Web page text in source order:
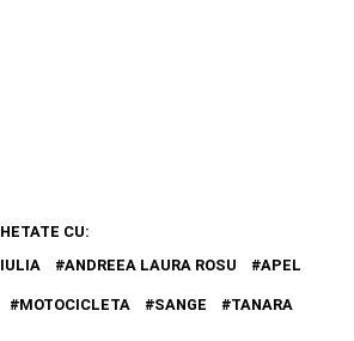
CU:
ANDREEA LAURA ROSU APEL
MOTOCICLETA SANGE TANARA